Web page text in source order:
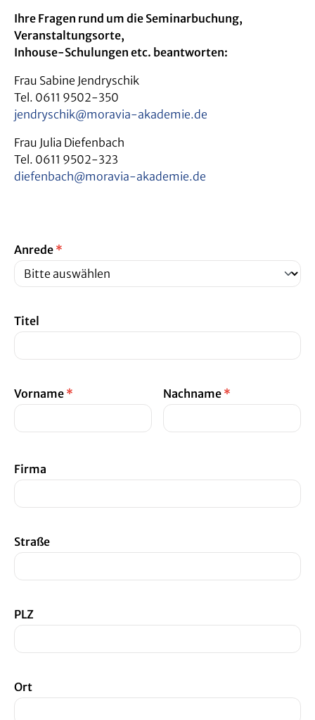
Ihre Fragen rund um die Seminarbuchung,
Veranstaltungsorte,
Inhouse-Schulungen etc. beantworten:
Frau Sabine Jendryschik
Tel. 0611 9502-350
jendryschik@moravia-akademie.de
Frau Julia Diefenbach
Tel. 0611 9502-323
diefenbach@moravia-akademie.de
Anrede *
Titel
Vorname * Nachname *
Firma
Straße
PLZ
Ort